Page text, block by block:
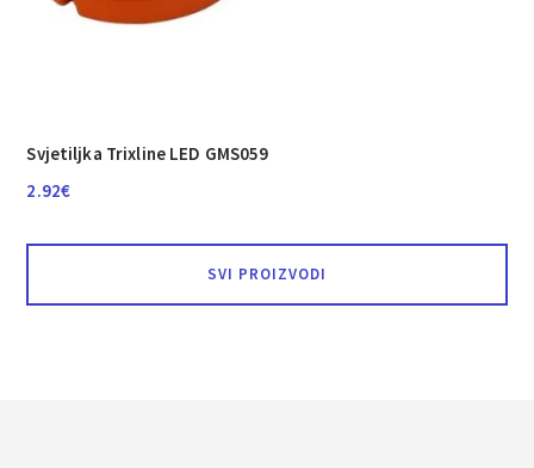
Svjetiljka Trixline LED GMS059
2.92€
SVI PROIZVODI